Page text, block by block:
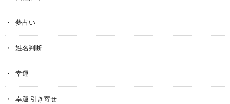
夢占い
姓名判断
幸運
幸運 引き寄せ